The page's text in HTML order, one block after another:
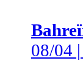
08/04